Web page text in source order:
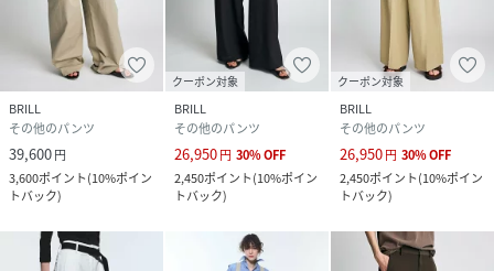
BRILL
その他のパンツ
39,600円
3,600ポイント(10%ポイン
トバック)
クーポン対象
BRILL
その他のパンツ
26,950円 30%OFF
2,450ポイント(10%ポイン
トバック)
クーポン対象
BRILL
その他のパンツ
26,950円 30%OFF
2,450ポイント(10%ポイン
トバック)